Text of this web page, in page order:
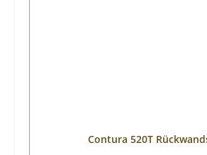
Contura 520T